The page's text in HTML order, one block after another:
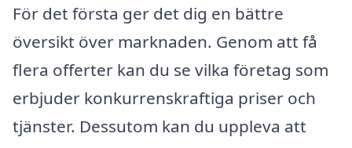
För det första ger det dig en bättre
översikt över marknaden. Genom att få
flera offerter kan du se vilka företag som
erbjuder konkurrenskraftiga priser och
tjänster. Dessutom kan du uppleva att